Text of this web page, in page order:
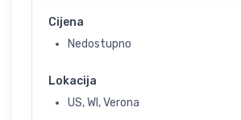
Cijena
Nedostupno
Lokacija
US, WI, Verona